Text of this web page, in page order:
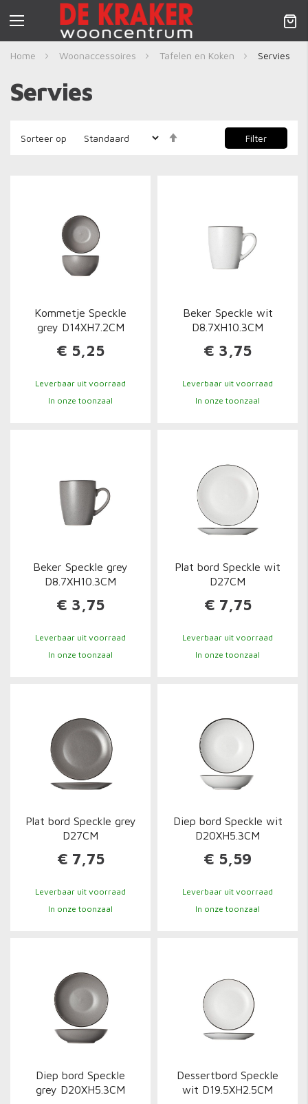
Nav
activeren
Home
Woonaccessoires Tafelen en Koken Servies
Servies
Sorteer op Filter
Kommetje Speckle
grey D14XH7.2CM
€ 5,25
Leverbaar uit voorraad
In onze toonzaal
Beker Speckle wit
D8.7XH10.3CM
€ 3,75
Leverbaar uit voorraad
In onze toonzaal
Beker Speckle grey
D8.7XH10.3CM
€ 3,75
Leverbaar uit voorraad
In onze toonzaal
Plat bord Speckle wit
D27CM
€ 7,75
Leverbaar uit voorraad
In onze toonzaal
Plat bord Speckle grey
D27CM
€ 7,75
Leverbaar uit voorraad
In onze toonzaal
Diep bord Speckle wit
D20XH5.3CM
€ 5,59
Leverbaar uit voorraad
In onze toonzaal
Diep bord Speckle
grey D20XH5.3CM
Dessertbord Speckle
wit D19.5XH2.5CM